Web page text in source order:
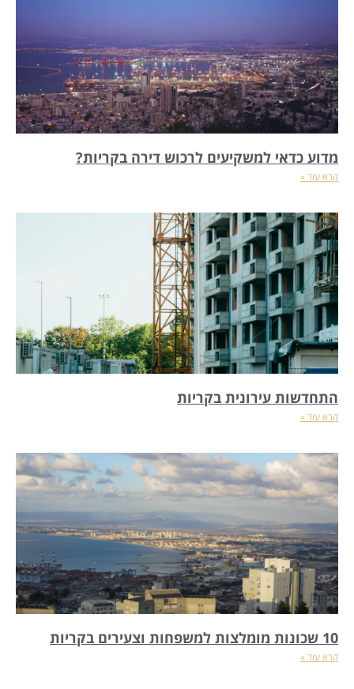
מדוע כדאי למשקיעים לרכוש דירה בקריות?
קרא עוד »
התחדשות עירונית בקריות
קרא עוד »
10 שכונות מומלצות למשפחות וצעירים בקריות
קרא עוד »